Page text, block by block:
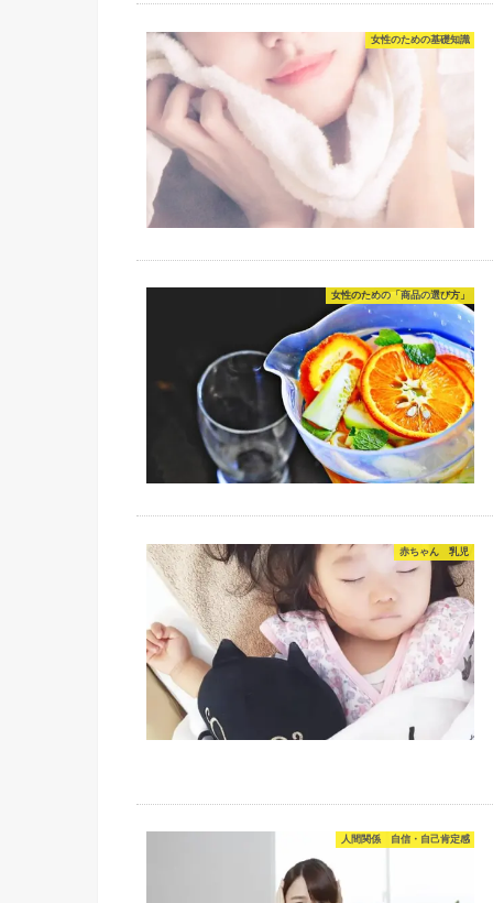
女性のための基礎知識
女性のための「商品の選び方」
赤ちゃん 乳児
人間関係 自信・自己肯定感